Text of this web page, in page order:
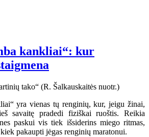
kankliai“: kur
yra vienas tų renginių, kur, jeigu žinai,
savaitę pradedi fiziškai ruoštis. Reikia
paskui vis tiek išsiderins miego ritmas,
pakaupti jėgas renginių maratonui.